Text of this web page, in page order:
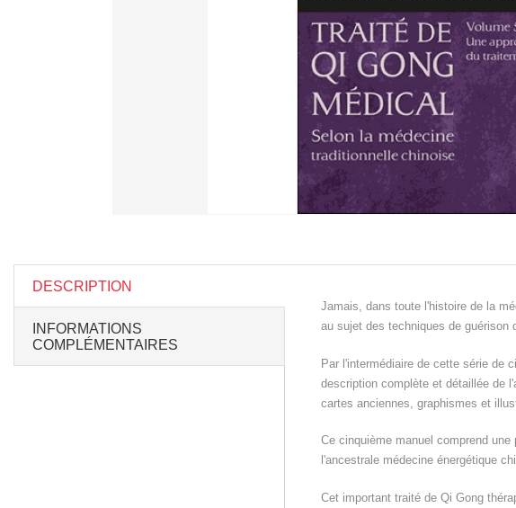
DESCRIPTION
INFORMATIONS
COMPLÉMENTAIRES
Jamais, dans toute l'histoire de la
au sujet des techniques de guérison
Par l'intermédiaire de cette série de
description complète et détaillée de
cartes anciennes, graphismes et
Ce cinquième manuel comprend
l'ancestrale médecine énergétique
Cet important traité de Qi Gong